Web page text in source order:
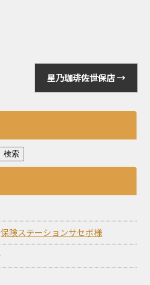
星乃珈琲佐世保店→
保険ステーションサセボ様